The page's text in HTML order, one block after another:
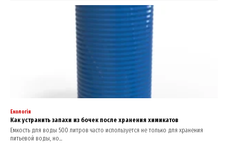
Екологія
Как устранить запахи из бочек после хранения химикатов
Емкость для воды 500 литров часто используется не только для хранения
питьевой воды, но...